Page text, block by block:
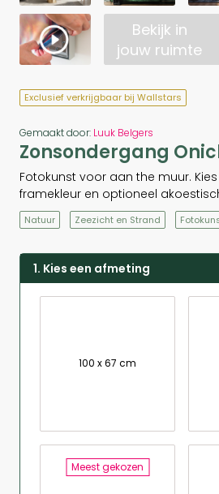
Bekijk in
jouw ruimte
Exclusief verkrijgbaar bij Wallstars
Gemaakt door: Luuk Belgers
Zonsondergang
Fotokunst voor aan the muur.
framekleur en optioneel
Natuur Zeezicht en Strand
1. Kies een afmeting
100 x 67 cm
Meest gekozen